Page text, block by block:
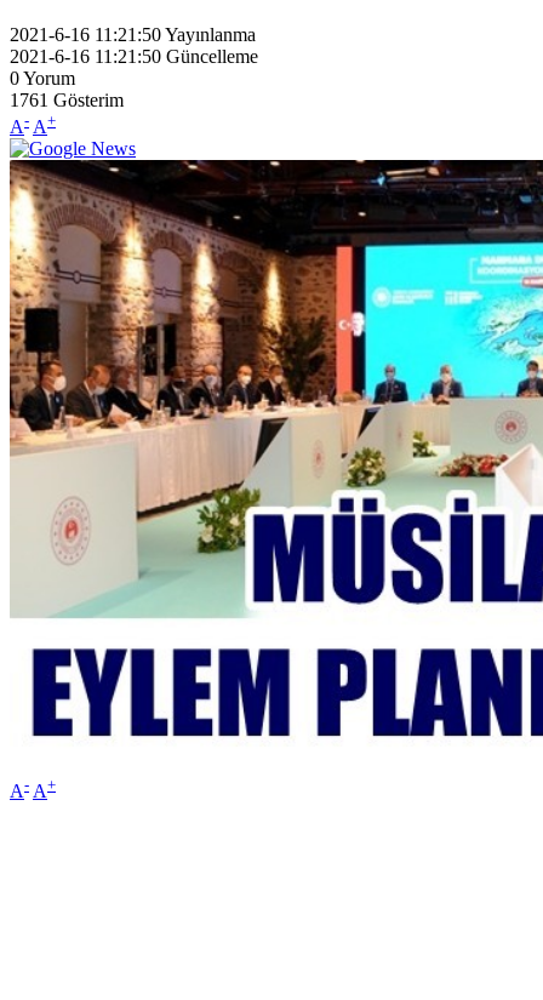
2021-6-16 11:21:50Yayınlanma
2021-6-16 11:21:50 Güncelleme
0Yorum
1761 Gösterim
A- A+
A- A+